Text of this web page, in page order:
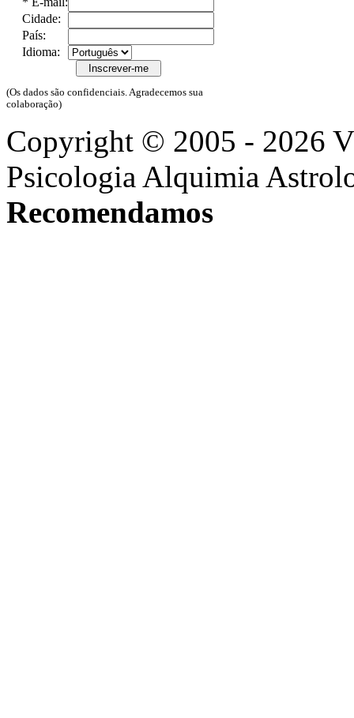
Cidade:
País:
Idioma:
(Os dados são confidenciais. Agradecemos sua
colaboração)
Copyright © 2005 - 2026
Psicologia Alquimia
Recomendamos